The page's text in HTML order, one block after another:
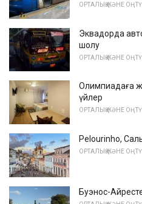
ОРТАЛЫҚ ЖӘНЕ
Эквадорда
шолу
ОРТАЛЫҚ ЖӘНЕ
Олимпиадаға
үйлер
ОРТАЛЫҚ ЖӘНЕ
Pelourinho,
ОРТАЛЫҚ ЖӘНЕ
Буэнос-